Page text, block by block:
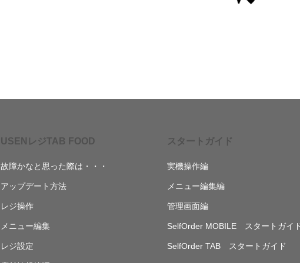
USENレジTAB FOOD
故障かなと思った際は・・・
アップデート方法
レジ操作
メニュー編集
レジ設定
スタートガイド
実機操作編
メニュー編集編
管理画面編
SelfOrder MOBILE スタートガイ
SelfOrder TAB スタートガイド